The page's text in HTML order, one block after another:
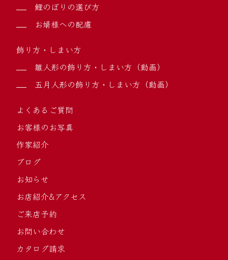
鯉のぼりの選び方
お婿様への配慮
飾り方・しまい方
雛人形の飾り方・しまい方（動画）
五月人形の飾り方・しまい方（動画）
よくあるご質問
お客様のお写真
作家紹介
ブログ
お知らせ
お店紹介&アクセス
ご来店予約
お問い合わせ
カタログ請求